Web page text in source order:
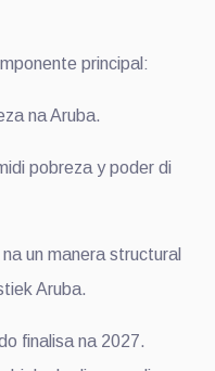
principal:
na Aruba.
pobreza y poder di
un manera structural
Aruba.
finalisa na 2027.